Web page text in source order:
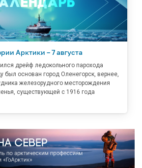
Арктики – 7 августа
дрейф ледокольного парохода
был основан город Оленегорск, вернее,
железорудного месторождения
существующей с 1916 года